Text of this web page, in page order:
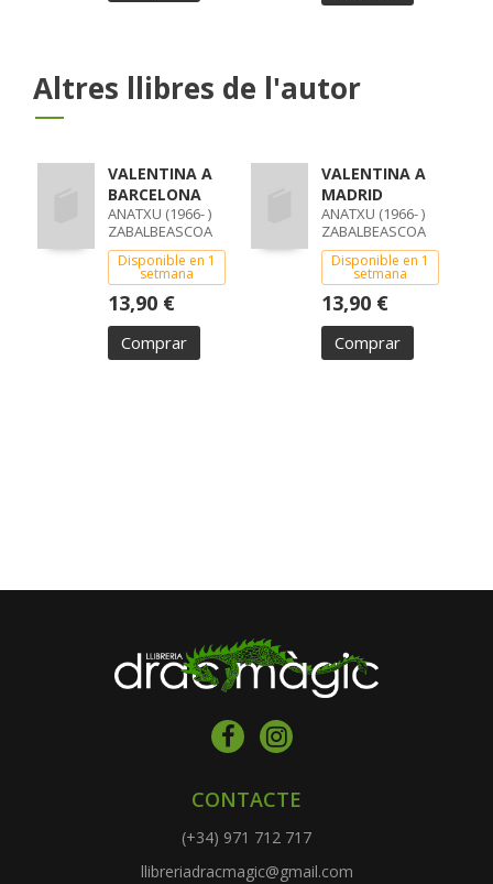
Altres llibres de l'autor
VALENTINA A
BARCELONA
ANATXU (1966- )
ZABALBEASCOA
CONCA
Disponible en 1
setmana
13,90 €
Comprar
VALENTINA A
MADRID
ANATXU (1966- )
ZABALBEASCOA
CONCA
Disponible en 1
setmana
13,90 €
Comprar
CONTACTE
(+34) 971 712 717
llibreriadracmagic@gmail.com